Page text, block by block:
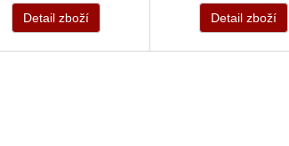
Detail zboží Detail zboží